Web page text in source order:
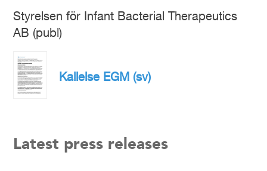
Styrelsen för Infant Bacterial Therapeutics
AB (publ)
Kallelse EGM (sv)
Latest press releases